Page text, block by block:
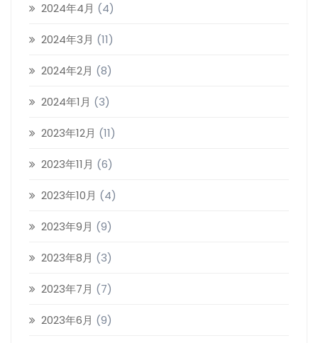
2024年4月 (4)
2024年3月 (11)
2024年2月 (8)
2024年1月 (3)
2023年12月 (11)
2023年11月 (6)
2023年10月 (4)
2023年9月 (9)
2023年8月 (3)
2023年7月 (7)
2023年6月 (9)